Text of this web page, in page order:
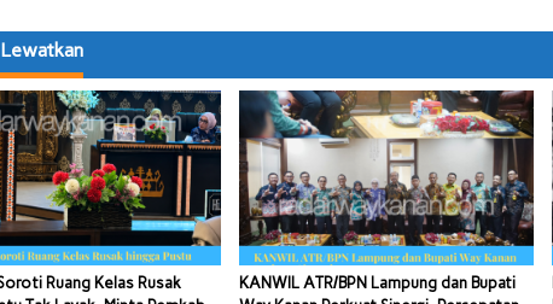
Ruang Kelas Rusak
KANWIL ATR/BPN Lampung dan Bupati